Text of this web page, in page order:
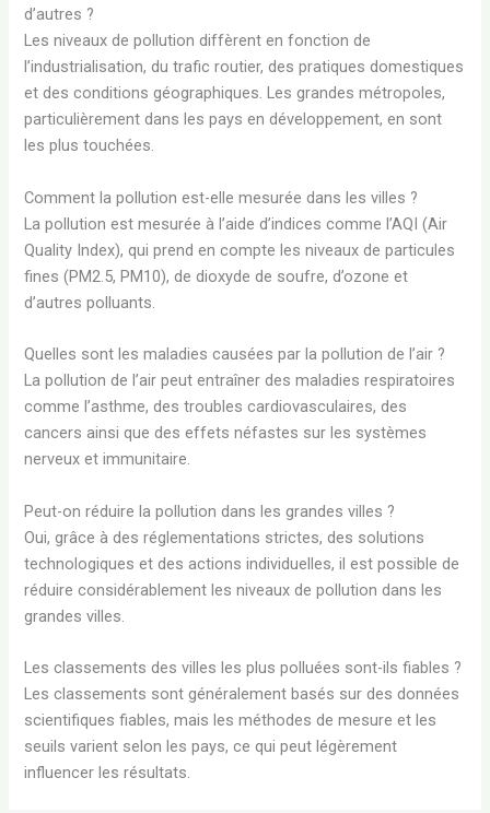
d’autres ?
Les niveaux de pollution diffèrent en fonction de
l’industrialisation, du trafic routier, des pratiques domestiques
et des conditions géographiques. Les grandes métropoles,
particulièrement dans les pays en développement, en sont
les plus touchées.
Comment la pollution est-elle mesurée dans les villes ?
La pollution est mesurée à l’aide d’indices comme l’AQI (Air
Quality Index), qui prend en compte les niveaux de particules
fines (PM2.5, PM10), de dioxyde de soufre, d’ozone et
d’autres polluants.
Quelles sont les maladies causées par la pollution de l’air ?
La pollution de l’air peut entraîner des maladies respiratoires
comme l’asthme, des troubles cardiovasculaires, des
cancers ainsi que des effets néfastes sur les systèmes
nerveux et immunitaire.
Peut-on réduire la pollution dans les grandes villes ?
Oui, grâce à des réglementations strictes, des solutions
technologiques et des actions individuelles, il est possible de
réduire considérablement les niveaux de pollution dans les
grandes villes.
Les classements des villes les plus polluées sont-ils fiables ?
Les classements sont généralement basés sur des données
scientifiques fiables, mais les méthodes de mesure et les
seuils varient selon les pays, ce qui peut légèrement
influencer les résultats.